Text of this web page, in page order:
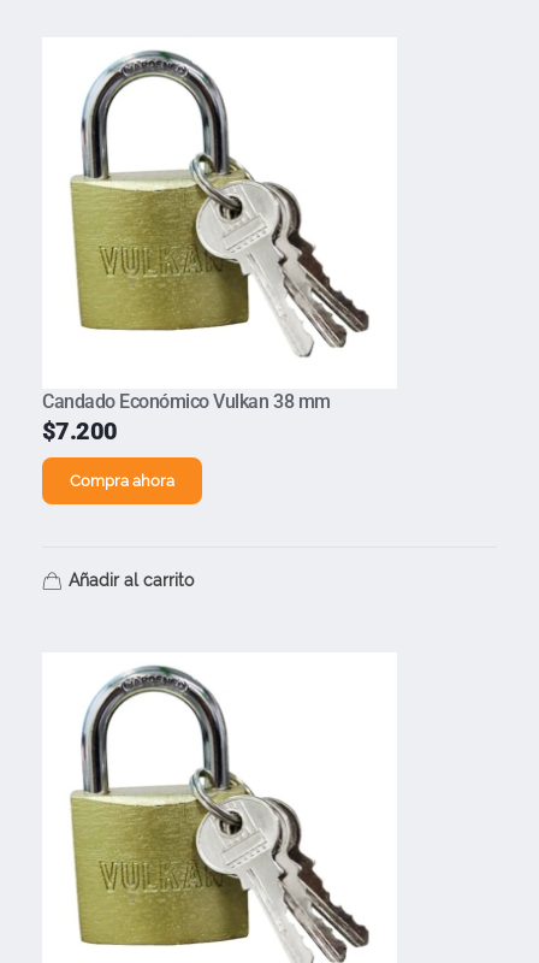
Candado Económico Vulkan 38 mm
$7.200
Compra ahora
Añadir al carrito